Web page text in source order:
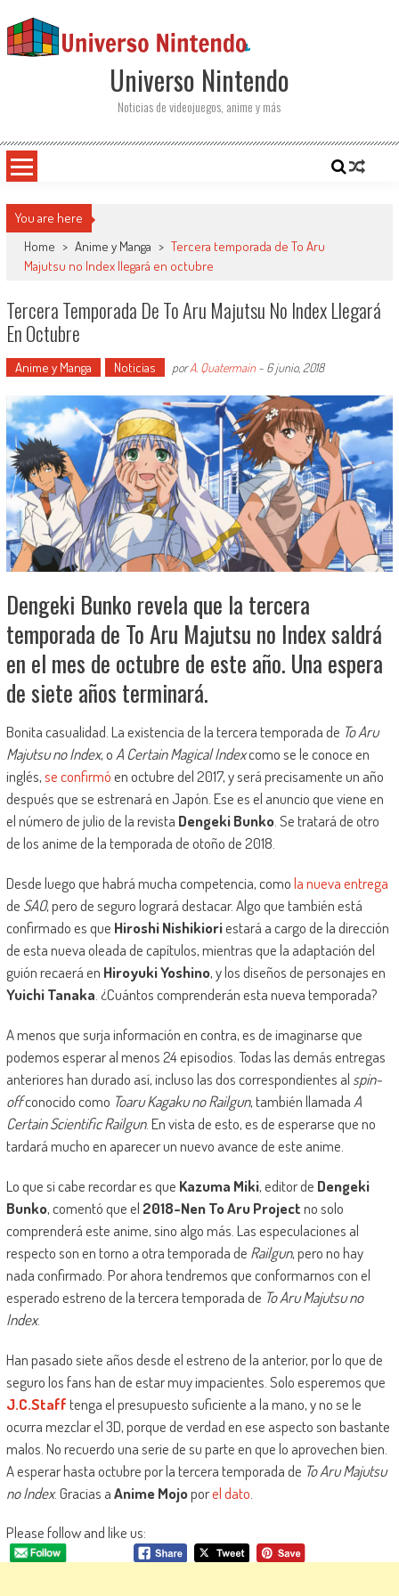
Universo Nintendo
Noticias de videojuegos, anime y más
You are here
Home > Anime y Manga > Tercera temporada de To Aru
Majutsu no Index llegará en octubre
Tercera Temporada De To Aru Majutsu No Index Llegará
En Octubre
Anime y Manga Noticias porA. Quatermain- 6 junio, 2018
Dengeki Bunko revela que la tercera
temporada de To Aru Majutsu no Index saldrá
en el mes de octubre de este año. Una espera
de siete años terminará.
Bonita casualidad. La existencia de la tercera temporada de To Aru
Majutsu no Index, o A Certain Magical Indexcomo se le conoce en
inglés,se confirmóen octubre del 2017, y será precisamente un año
después que se estrenará en Japón. Ese es el anuncio que viene en
el número de julio de la revista Dengeki Bunko. Se tratará de otro
de los anime de la temporada de otoño de 2018.
Desde luego que habrá mucha competencia, comola nueva entrega
de SAO, pero de seguro logrará destacar. Algo que también está
confirmado es que Hiroshi Nishikioriestará a cargo de la dirección
de esta nueva oleada de capítulos, mientras que la adaptación del
guión recaerá en Hiroyuki Yoshino, y los diseños de personajes en
Yuichi Tanaka . ¿Cuántos comprenderán esta nueva temporada?
A menos que surja información en contra, es de imaginarse que
podemos esperar al menos 24 episodios. Todas las demás entregas
anteriores han durado así, incluso las dos correspondientes al spin-
offconocido como Toaru Kagaku no Railgun, también llamada A
Certain Scientific Railgun. En vista de esto, es de esperarse que no
tardará mucho en aparecer un nuevo avance de este anime.
Lo que si cabe recordar es que Kazuma Miki, editor de Dengeki
Bunko, comentó que el 2018-Nen To Aru Projectno solo
comprenderá este anime, sino algo más. Las especulaciones al
respecto son en torno a otra temporada de Railgun, pero no hay
nada confirmado. Por ahora tendremos que conformarnos con el
esperado estreno de la tercera temporada de To Aru Majutsu no
Index.
Han pasado siete años desde el estreno de la anterior, por lo que de
seguro los fans han de estar muy impacientes. Solo esperemos que
J.C.Stafftenga el presupuesto suficiente a la mano, y no se le
ocurra mezclar el 3D, porque de verdad en ese aspecto son bastante
malos. No recuerdo una serie de su parte en que lo aprovechen bien.
A esperar hasta octubre por la tercera temporada de To Aru Majutsu
no Index. Gracias aAnime Mojoporel dato
Please follow and like us: